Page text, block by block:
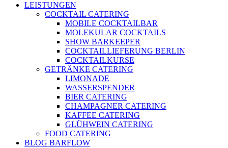
LEISTUNGEN
COCKTAIL CATERING
MOBILE COCKTAILBAR
MOLEKULAR COCKTAILS
SHOW BARKEEPER
COCKTAILLIEFERUNG BERLIN
COCKTAILKURSE
GETRÄNKE CATERING
LIMONADE
WASSERSPENDER
BIER CATERING
CHAMPAGNER CATERING
KAFFEE CATERING
GLÜHWEIN CATERING
FOOD CATERING
BLOG BARFLOW